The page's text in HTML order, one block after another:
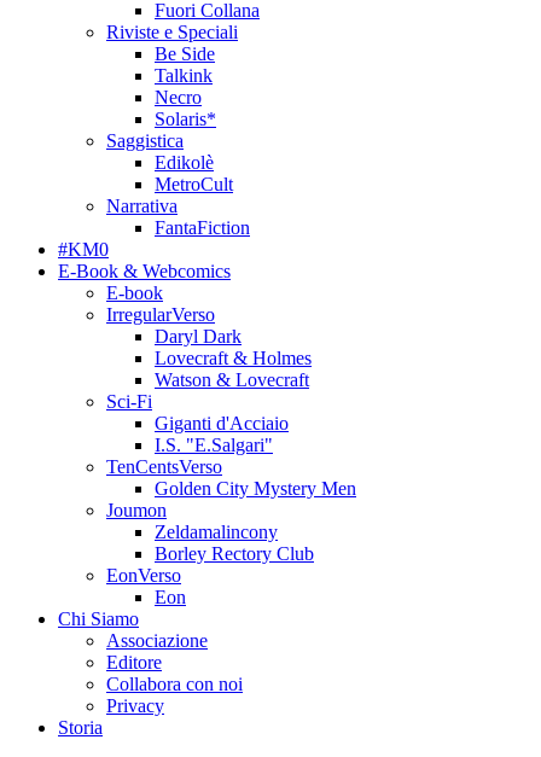
Fuori Collana
Riviste e Speciali
Be Side
Talkink
Necro
Solaris*
Saggistica
Edikolè
MetroCult
Narrativa
FantaFiction
#KM0
E-Book & Webcomics
E-book
IrregularVerso
Daryl Dark
Lovecraft & Holmes
Watson & Lovecraft
Sci-Fi
Giganti d'Acciaio
I.S. "E.Salgari"
TenCentsVerso
Golden City Mystery Men
Joumon
Zeldamalincony
Borley Rectory Club
EonVerso
Eon
Chi Siamo
Associazione
Editore
Collabora con noi
Privacy
Storia